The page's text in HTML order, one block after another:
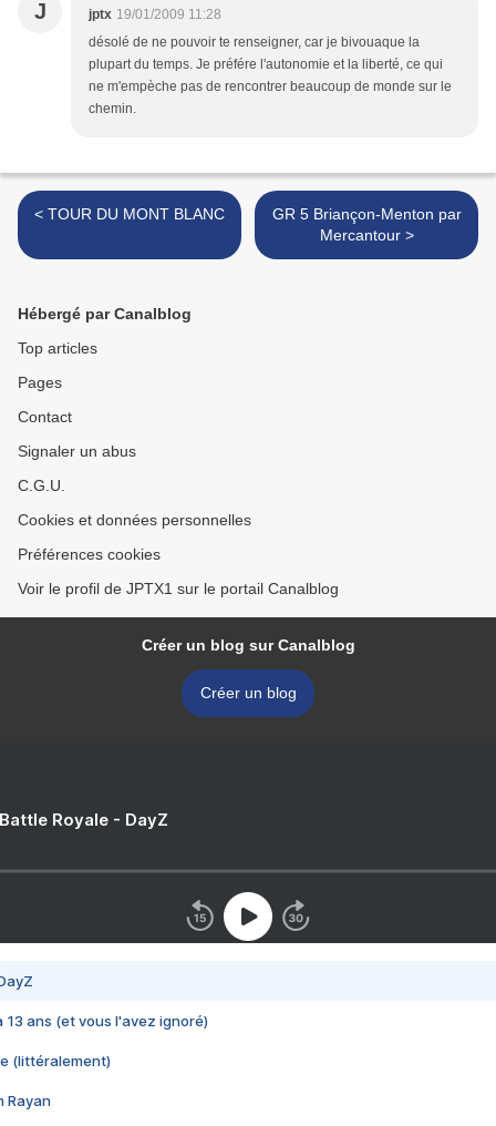
J jptx 19/01/2009 11:28
désolé de ne pouvoir te renseigner, car je bivouaque la
plupart du temps. Je préfére l'autonomie et la liberté, ce qui
ne m'empèche pas de rencontrer beaucoup de monde sur le
chemin.
< TOUR DU MONT BLANC
GR 5 Briançon-Menton par
Mercantour >
Hébergé par Canalblog
Top articles
Pages
Contact
Signaler un abus
C.G.U.
Cookies et données personnelles
Préférences cookies
Voir le profil de JPTX1 sur le portail Canalblog
Créer un blog sur Canalblog
Créer un blog
Royale - DayZ
13 ans (et vous l'avez ignoré)
(littéralement)
Rayan